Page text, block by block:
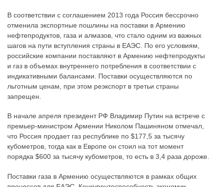
В соответствии с соглашением 2013 года Россия бессрочно
отменила экспортные пошлины на поставки в Армению
нефтепродуктов, газа и алмазов, что стало одним из важных
шагов на пути вступления страны в ЕАЭС. По его условиям,
российские компании поставляют в Армению нефтепродукты
и газ в объемах внутреннего потребления в соответствии с
индикативными балансами. Поставки осуществляются по
льготным ценам, при этом реэкспорт в третьи страны
запрещен.
В начале апреля президент РФ Владимир Путин на встрече с
премьер-министром Армении Николом Пашиняном отмечал,
что Россия продает газ республике по $177,5 за тысячу
кубометров, тогда как в Европе он стоил на тот момент
порядка $600 за тысячу кубометров, то есть в 3,4 раза дороже.
Поставки газа в Армению осуществляются в рамках общих